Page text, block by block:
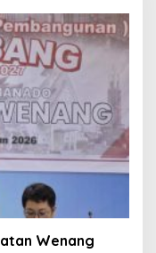
Wenang